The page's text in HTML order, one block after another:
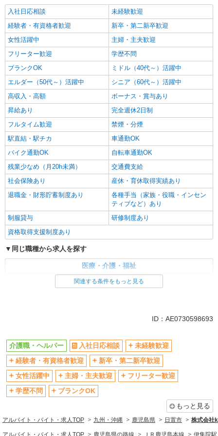
入社日応相談
未経験歓迎
経験者・有資格者歓迎
新卒・第二新卒歓迎
女性活躍中
主婦・主夫歓迎
フリーター歓迎
学歴不問
ブランクOK
ミドル（40代～）活躍中
エルダー（50代～）活躍中
シニア（60代～）活躍中
高収入・高額
ボーナス・賞与あり
昇給あり
完全週休2日制
フルタイム歓迎
禁煙・分煙
駅直結・駅チカ
車通勤OK
バイク通勤OK
自転車通勤OK
残業少なめ（月20h未満）
交通費支給
社会保険あり
産休・育休取得実績あり
退職金・財形貯蓄制度あり
各種手当（家族・役職・インセン
ティブなど）あり
制服貸与
研修制度あり
資格取得支援制度あり
同じ職種から求人を探す
医療・介護・福祉
交通費支給
社会保険あり
産休・育休取得実績あり
関連する条件をもっと見る
ID：AE0730598693
介護職・ヘルパー 入社日応相談
未経験歓迎
経験者・有資格者歓迎
新卒・第二新卒歓迎
女性活躍中
主婦・主夫歓迎
フリーター歓迎
学歴不問
ブランクOK
もっと見る
アルバイト・バイト・求人TOP 九州・沖縄 鹿児島県 日置市 株式会社
アルバイト・バイト・求人TOP 鹿児島県の路線 ＪＲ鹿児島本線 伊集院駅